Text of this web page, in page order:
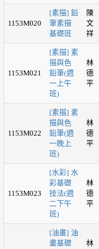
1153M020
[素描] 鉛
筆素描
基礎班
陳
文
祥
1153M021
[素描] 素
描與色
鉛筆(週
一上午
班)
林
德
平
1153M022
[素描] 素
描與色
鉛筆(週
一晚上
班)
林
德
平
1153M023
[水彩] 水
彩基礎
技法(週
二下午
班)
林
德
平
[油畫] 油
畫基礎
林